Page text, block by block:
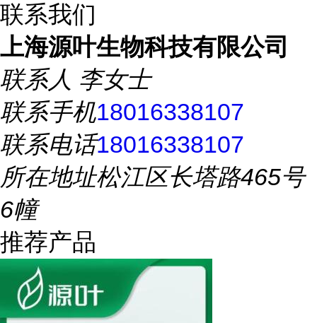
联系我们
上海源叶生物科技有限公司
联系人 李女士
联系手机18016338107
联系电话18016338107
所在地址松江区长塔路465号
6幢
推荐产品